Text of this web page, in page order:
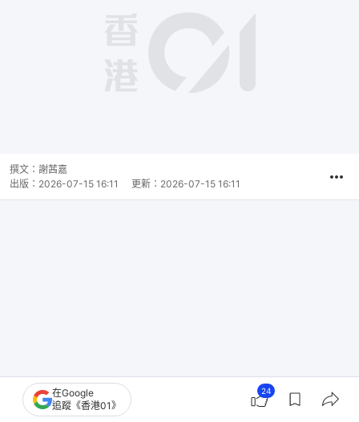
撰文： 謝茜嘉
出版： 2026-07-15 16:11 更新： 2026-07-15 16:11
在Google
追蹤《香港01》
24